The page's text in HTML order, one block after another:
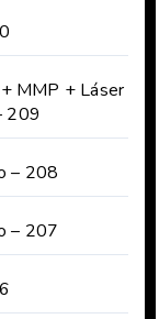
MMP + Láser
209
– 208
– 207